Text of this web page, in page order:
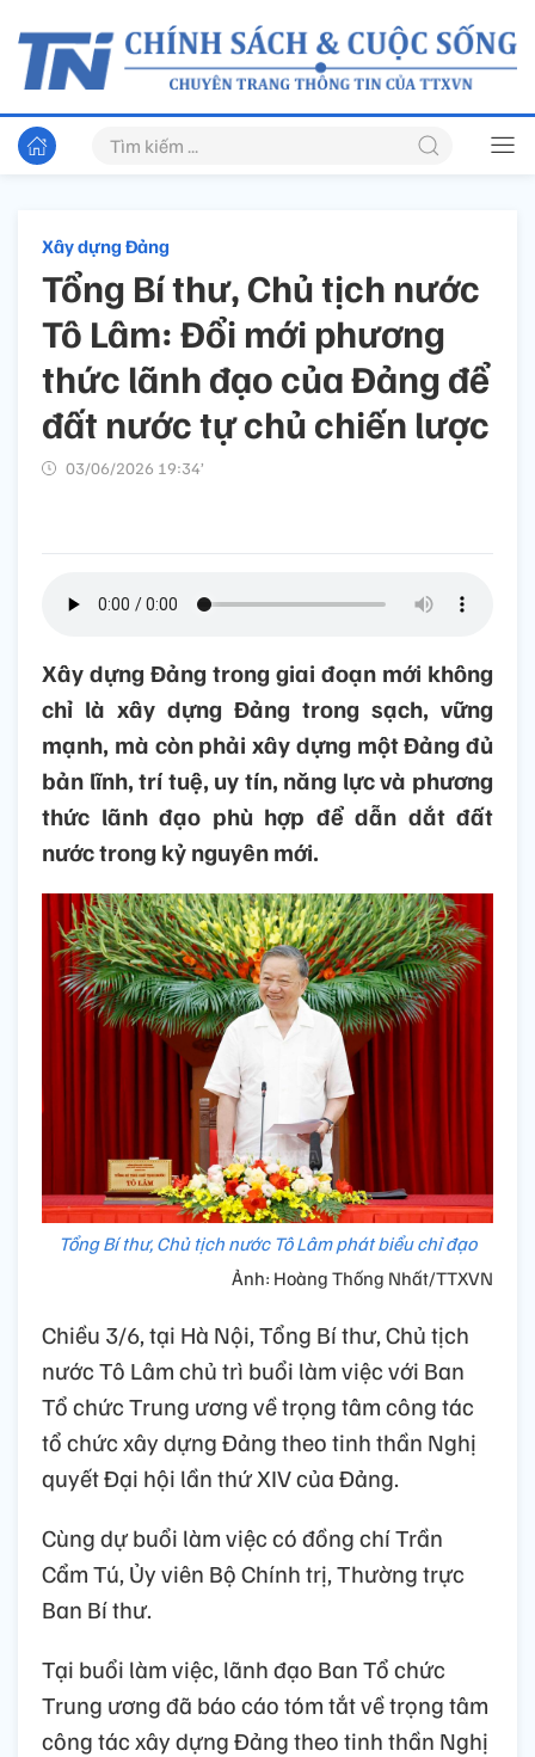
Xây dựng Đảng
Tổng Bí thư, Chủ tịch nước
Tô Lâm: Đổi mới phương
thức lãnh đạo của Đảng để
đất nước tự chủ chiến lược
03/06/2026 19:34’
Xây dựng Đảng trong giai đoạn mới không
chỉ là xây dựng Đảng trong sạch, vững
mạnh, mà còn phải xây dựng một Đảng đủ
bản lĩnh, trí tuệ, uy tín, năng lực và phương
thức lãnh đạo phù hợp để dẫn dắt đất
nước trong kỷ nguyên mới.
Tổng Bí thư, Chủ tịch nước Tô Lâm phát biểu chỉ đạo
Ảnh: Hoàng Thống Nhất/TTXVN
Chiều 3/6, tại Hà Nội, Tổng Bí thư, Chủ tịch
nước Tô Lâm chủ trì buổi làm việc với Ban
Tổ chức Trung ương về trọng tâm công tác
tổ chức xây dựng Đảng theo tinh thần Nghị
quyết Đại hội lần thứ XIV của Đảng.
Cùng dự buổi làm việc có đồng chí Trần
Cẩm Tú, Ủy viên Bộ Chính trị, Thường trực
Ban Bí thư.
Tại buổi làm việc, lãnh đạo Ban Tổ chức
Trung ương đã báo cáo tóm tắt về trọng tâm
công tác xây dựng Đảng theo tinh thần Nghị